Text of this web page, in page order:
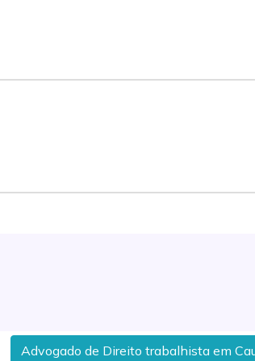
Advogado de Direito trabalhista em Caucaia